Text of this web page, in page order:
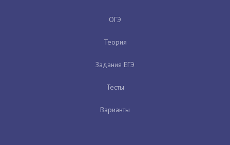
ОГЭ
Теория
Задания ЕГЭ
Тесты
Варианты